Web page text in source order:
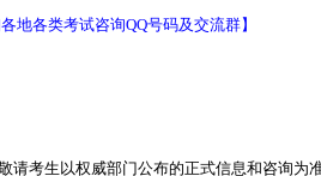
各地各类考试咨询QQ号码及交流群】
请考生以权威部门公布的正式信息和咨询为